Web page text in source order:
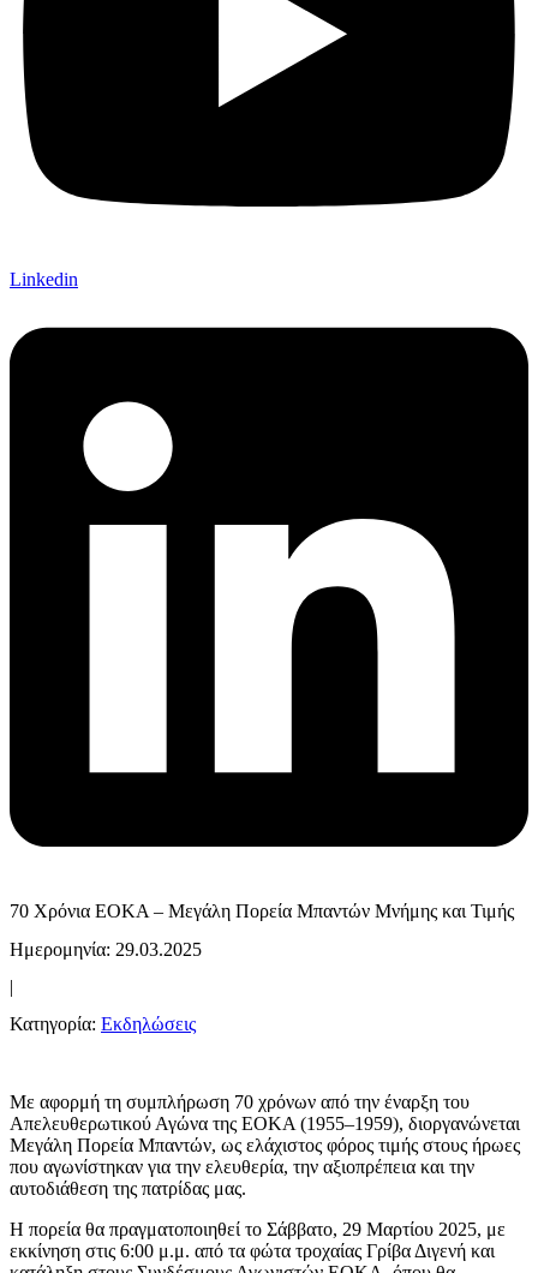
Linkedin
70 Χρόνια ΕΟΚΑ – Μεγάλη Πορεία Μπαντών Μνήμης και Τιμής
Ημερομηνία: 29.03.2025
|
Κατηγορία: Εκδηλώσεις
Με αφορμή τη συμπλήρωση 70 χρόνων από την έναρξη του
Απελευθερωτικού Αγώνα της ΕΟΚΑ (1955–1959), διοργανώνεται
Μεγάλη Πορεία Μπαντών, ως ελάχιστος φόρος τιμής στους ήρωες
που αγωνίστηκαν για την ελευθερία, την αξιοπρέπεια και την
αυτοδιάθεση της πατρίδας μας.
Η πορεία θα πραγματοποιηθεί το Σάββατο, 29 Μαρτίου 2025, με
εκκίνηση στις 6:00 μ.μ. από τα φώτα τροχαίας Γρίβα Διγενή και